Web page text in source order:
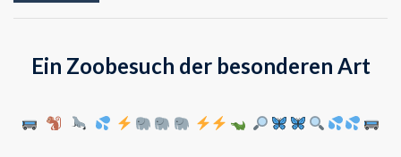
Ein Zoobesuch der besonderen Art